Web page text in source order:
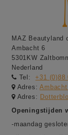
MAZ Beautyland
Ambacht 6
5301KW
Nederland
Tel:
+31 (0)88
Adres:
Adres:
Openingstijden
-maandag